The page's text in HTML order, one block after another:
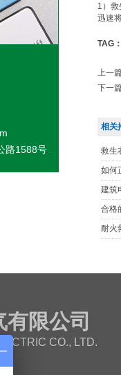
路1588号
1） 救
迅速
TAG：
上一
下一
相关
救生
如何
建筑
合格
耐火
限公司
CO., LTD.